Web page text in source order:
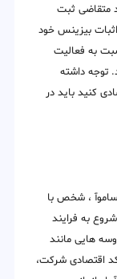
متقاضی ثبت
بیزینس خود
به فعالیت
توجه داشته
کنید باید در
، شخص با
به فرایند
هایی مانند
اقتصادی شرکت،